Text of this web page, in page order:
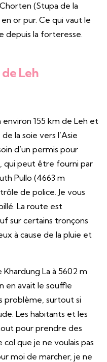
(Stupa de la
or pur. Ce qui vaut le
depuis la forteresse.
Leh
155 km de Leh et
la soie vers l’Asie
d’un permis pour
qui peut être fourni par
Pullo (4663 m
de police. Je vous
La route est
sur certains tronçons
à cause de la pluie et
La à 5602 m
en avait le souffle
problème, surtout si
Les habitants et les
pour prendre des
que je ne voulais pas
moi de marcher, je ne